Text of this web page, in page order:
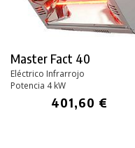
Master Fact 40
Eléctrico Infrarrojo
Potencia 4 kW
401,60 €